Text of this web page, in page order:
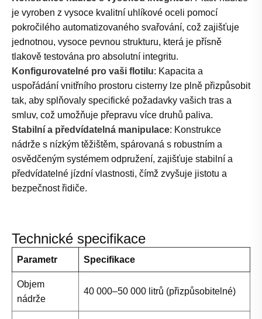
je vyroben z vysoce kvalitní uhlíkové oceli pomocí
pokročilého automatizovaného svařování, což zajišťuje
jednotnou, vysoce pevnou strukturu, která je přísně
tlakově testována pro absolutní integritu.
Konfigurovatelné pro vaši flotilu: Kapacita a
uspořádání vnitřního prostoru cisterny lze plně přizpůsobit
tak, aby splňovaly specifické požadavky vašich tras a
smluv, což umožňuje přepravu více druhů paliva.
Stabilní a předvídatelná manipulace: Konstrukce
nádrže s nízkým těžištěm, spárovaná s robustním a
osvědčeným systémem odpružení, zajišťuje stabilní a
předvídatelné jízdní vlastnosti, čímž zvyšuje jistotu a
bezpečnost řidiče.
Technické specifikace
Parametr Specifikace
Objem
nádrže
40 000–50 000 litrů (přizpůsobitelné)